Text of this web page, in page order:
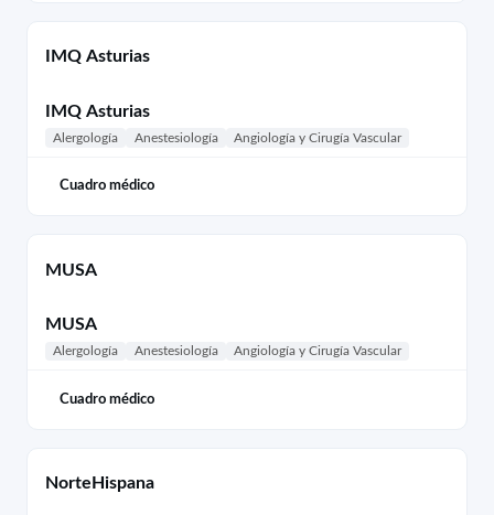
IMQ Asturias
IMQ Asturias
Alergología Anestesiología Angiología y Cirugía Vascular
Cuadro médico
MUSA
MUSA
Alergología Anestesiología Angiología y Cirugía Vascular
Cuadro médico
NorteHispana